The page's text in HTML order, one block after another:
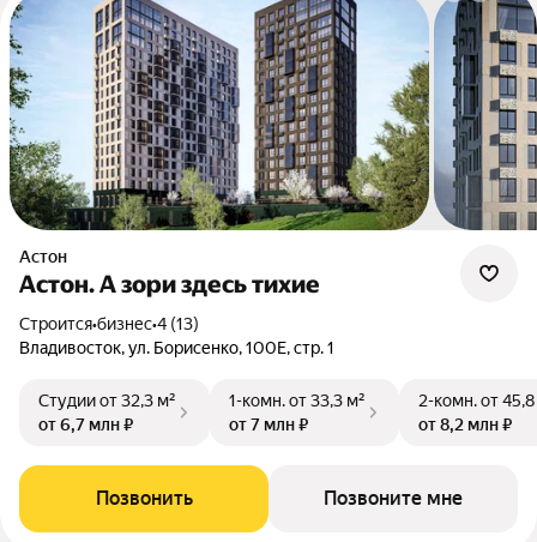
Астон
Астон. А зори здесь тихие
Строится•бизнес•4 (13)
Владивосток, ул. Борисенко, 100Е, стр. 1
Студииот 32,3 м²
от 6,7 млн ₽
1-комн.от 33,3 м²
от 7 млн ₽
2-комн.от
от 8,2 млн ₽
Позвонить Позвоните мне